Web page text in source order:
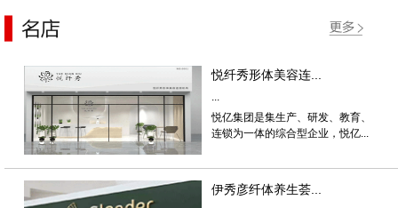
悦纤秀形体美容连...
...
悦亿集团是集生产、研发、教育、
连锁为一体的综合型企业，悦亿...
伊秀彦纤体养生荟...